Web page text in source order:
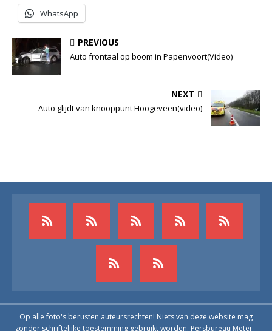
WhatsApp
PREVIOUS
Auto frontaal op boom in Papenvoort(Video)
NEXT
Auto glijdt van knooppunt Hoogeveen(video)
Op alle foto's berusten auteursrechten! Niets van deze website mag
zonder schriftelijke toestemming gebruikt worden. Persbureau Meter -